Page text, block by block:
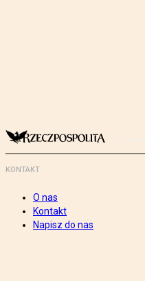
KONTAKT
O nas
Kontakt
Napisz do nas